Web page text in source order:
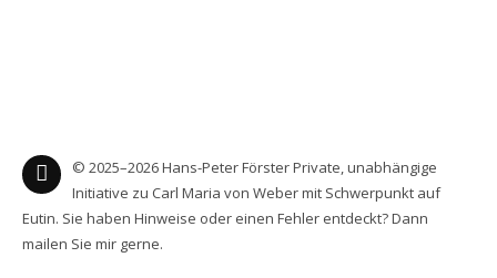
© 2025–2026 Hans-Peter Förster Private, unabhängige
Initiative zu Carl Maria von Weber mit Schwerpunkt auf
Eutin. Sie haben Hinweise oder einen Fehler entdeckt? Dann
mailen Sie mir gerne.